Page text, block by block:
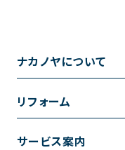
ナカノヤについて
事業内容
リフォーム
トイレのリフォーム
サービス案内